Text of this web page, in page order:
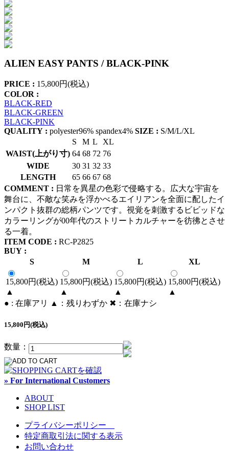
ALIEN EASY PANTS / BLACK-PINK
PRICE : 15,800円(税込)
COLOR :
BLACK-RED
BLACK-GREEN
BLACK-PINK
QUALITY : polyester96% spandex4% SIZE : S/M/L/XL
S
M L
XL
WAIST(上がり寸) 64 68 72 76
WIDE
30 31 32 33
LENGTH
65 66 67 68
COMMENT : 日常を異星の色彩で侵略する。広大な宇宙を
舞台に、不敵な笑みを浮かべるエイリアンを全面に配したイ
ンパクト抜群の総柄パンツです。視覚を刺激するビビッドな
カラーリングが00年代のストリートカルチャーを彷彿とさせ
る一着。
ITEM CODE : RC-P2825
BUY :
S
M L XL
15,800円(税込)
▲
15,800円(税込)
▲
15,800円(税込)
▲
15,800円(税込)
▲
● : 在庫アリ ▲：残りわずか ✖︎：在庫ナシ
15,800円(税込)
数量：
» For International Customers
ABOUT
SHOP LIST
プライバシーポリシー
特定商取引法に関する表示
お問い合わせ